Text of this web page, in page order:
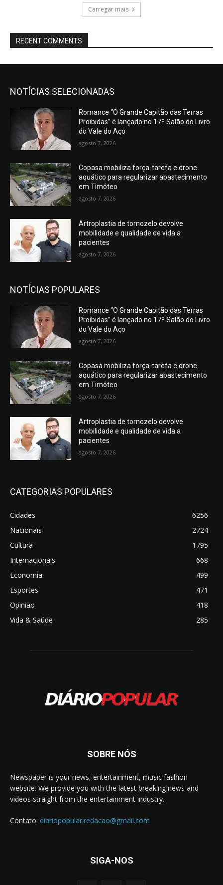
Carregar mais
RECENT COMMENTS
NOTÍCIAS SELECIONADAS
Romance “O Grande Capitão das Terras
Proibidas” é lançado no 17º Salão do Livro
do Vale do Aço
agosto 7, 2026
Copasa mobiliza força-tarefa e drone
aquático para regularizar abastecimento
em Timóteo
agosto 7, 2026
Artroplastia de tornozelo devolve
mobilidade e qualidade de vida a
pacientes
agosto 7, 2026
NOTÍCIAS POPULARES
Romance “O Grande Capitão das Terras
Proibidas” é lançado no 17º Salão do Livro
do Vale do Aço
agosto 7, 2026
Copasa mobiliza força-tarefa e drone
aquático para regularizar abastecimento
em Timóteo
agosto 7, 2026
Artroplastia de tornozelo devolve
mobilidade e qualidade de vida a
pacientes
agosto 7, 2026
CATEGORIAS POPULARES
Cidades
6256
Nacionais
2724
Cultura
1795
Internacionais
668
Economia
499
Esportes
471
Opinião
418
Vida & Saúde
285
SOBRE NÓS
Newspaper is your news, entertainment, music fashion
website. We provide you with the latest breaking news and
videos straight from the entertainment industry.
Contato: diariopopular.redacao@gmail.com
SIGA-NOS